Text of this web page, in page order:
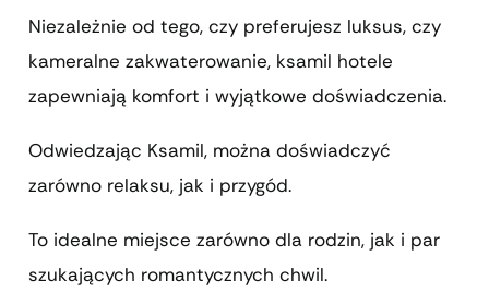
Niezależnie od tego, czy preferujesz luksus, czy
kameralne zakwaterowanie, ksamil hotele
zapewniają komfort i wyjątkowe doświadczenia.
Odwiedzając Ksamil, można doświadczyć
zarówno relaksu, jak i przygód.
To idealne miejsce zarówno dla rodzin, jak i par
szukających romantycznych chwil.